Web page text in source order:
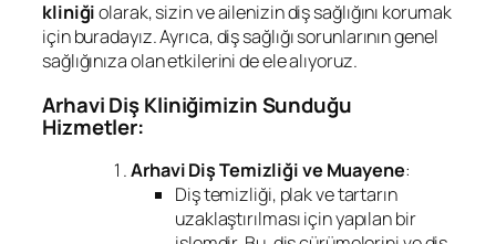
kliniğiolarak, sizin ve ailenizin diş sağlığını korumak
için buradayız. Ayrıca, diş sağlığı sorunlarının genel
sağlığınıza olan etkilerini de ele alıyoruz.
Arhavi Diş Kliniğimizin Sunduğu
Hizmetler:
Arhavi Diş Temizliği ve Muayene:
Diş temizliği, plak ve tartarın
uzaklaştırılması için yapılan bir